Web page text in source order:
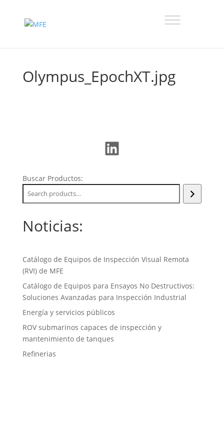
Olympus_EpochXT.jpg
LinkedIn
Buscar Productos:
Noticias:
Catálogo de Equipos de Inspección Visual Remota
(RVI) de MFE
Catálogo de Equipos para Ensayos No Destructivos:
Soluciones Avanzadas para Inspección Industrial
Energía y servicios públicos
ROV submarinos capaces de inspección y
mantenimiento de tanques
Refinerias